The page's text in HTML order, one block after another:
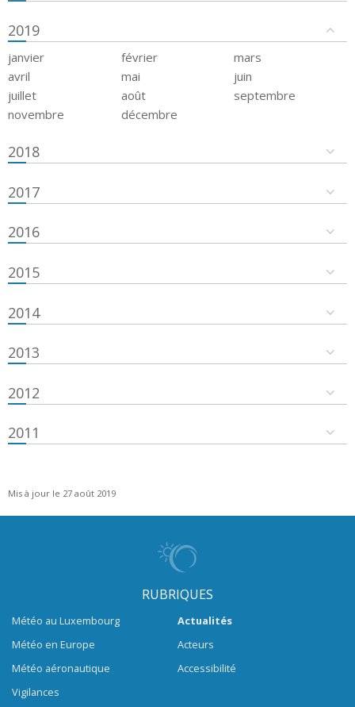
2019
janvier février
mars
avril
mai
juin
juillet
août
septembre
novembre
décembre
2018
2017
2016
2015
2014
2013
2012
2011
Mis à jour le 27 août 2019
RUBRIQUES
Météo au Luxembourg
Météo en Europe
Météo aéronautique
Vigilances
Actualités
Acteurs
Accessibilité